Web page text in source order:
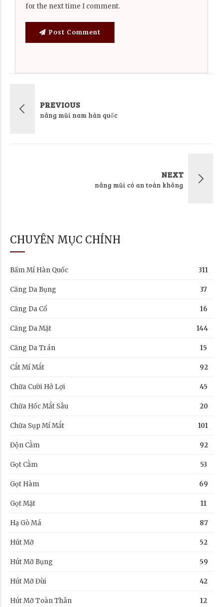
for the next time I comment.
Post Comment
PREVIOUS
nâng mũi nam hàn quốc
NEXT
nâng mũi có an toàn không
CHUYÊN MỤC CHÍNH
Bấm Mí Hàn Quốc 311
Căng Da Bụng 37
Căng Da Cổ 16
Căng Da Mặt 144
Căng Da Trán 15
Cắt Mí Mắt 92
Chữa Cười Hở Lợi 45
Chữa Hốc Mắt Sâu 20
Chữa Sụp Mí Mắt 101
Độn Cằm 92
Gọt Cằm 53
Gọt Hàm 69
Gọt Mặt 11
Hạ Gò Má 87
Hút Mỡ 52
Hút Mỡ Bụng 59
Hút Mỡ Đùi 42
Hút Mỡ Toàn Thân 12